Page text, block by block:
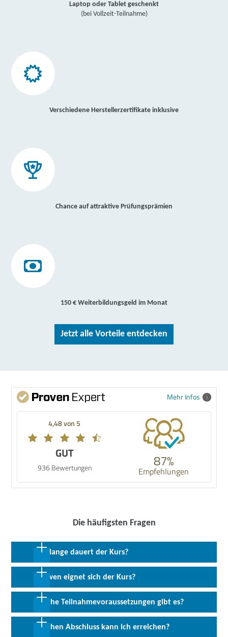
Laptop oder Tablet geschenkt
(bei Vollzeit-Teilnahme)
Verschiedene Herstellerzertifikate inklusive
Chance auf attraktive Prüfungsprämien
150 € Weiterbildungsgeld im Monat
Jetzt alle Vorteile entdecken
Mehr Infos
4,48 von 5
GUT
936 Bewertungen 87%
Empfehlungen
Die häufigsten Fragen
Wie lange dauert der Kurs?
24 Monate in Vollzeit inkl. 6 Monate Praktikum
Für wen eignet sich der Kurs?
Diese Umschulung eignet sich insbesondere für Arbeitssuchende
mit oder ohne Berufsausbildung, die sich für eine Tätigkeit im
Tourismusbereich interessieren.
Welche Teilnahmevoraussetzungen gibt es?
Vorausgesetzt werden Deutschkenntnisse auf dem Niveau B2
Welchen Abschluss kann ich erreichen?